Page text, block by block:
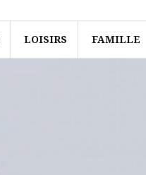
LOISIRS FAMILLE